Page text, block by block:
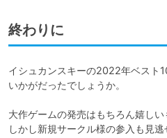
終わりに
イシュカンスキーの2022年ベスト
いかがだったでしょうか。
大作ゲームの発売はもちろん嬉しい
しかし新規サークル様の参入も見逃